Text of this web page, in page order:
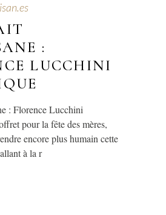
:
LUCCHINI
: Florence Lucchini
pour la fête des mères,
encore plus humain cette
à la r